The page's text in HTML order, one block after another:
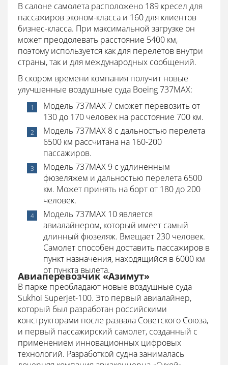
В салоне самолета расположено 189 кресел для
пассажиров эконом-класса и 160 для клиентов
бизнес-класса. При максимальной загрузке он
может преодолевать расстояние 5400 км,
поэтому используется как для перелетов внутри
страны, так и для международных сообщений.
В скором времени компания получит новые
улучшенные воздушные суда Boeing 737MAX:
Модель 737MAX 7 сможет перевозить от
130 до 170 человек на расстояние 700 км.
Модель 737MAX 8 с дальностью перелета
6500 км рассчитана на 160-200
пассажиров.
Модель 737MAX 9 с удлиненным
фюзеляжем и дальностью перелета 6500
км. Может принять на борт от 180 до 200
человек.
Модель 737MAX 10 является
авиалайнером, который имеет самый
длинный фюзеляж. Вмещает 230 человек.
Самолет способен доставить пассажиров в
пункт назначения, находящийся в 6000 км
от пункта вылета.
Авиаперевозчик «Азимут»
В парке преобладают новые воздушные суда
Sukhoi Superjet-100. Это первый авиалайнер,
который был разработан российскими
конструкторами после развала Советского Союза,
и первый пассажирский самолет, созданный с
применением инновационных цифровых
технологий. Разработкой судна занималась